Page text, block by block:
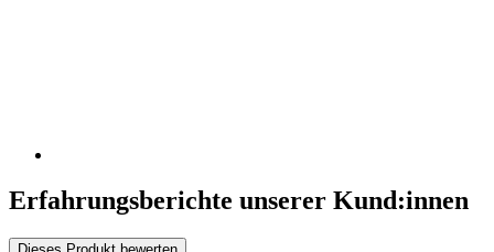
Erfahrungsberichte unserer Kund:innen